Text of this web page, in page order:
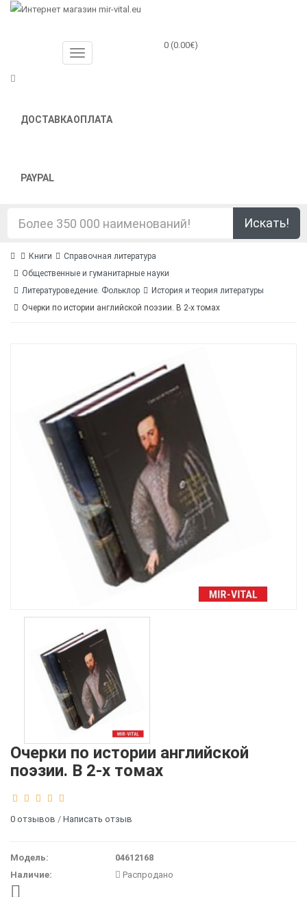
ДОСТАВКАОПЛАТА
PAYPAL
0 (0.00€)
Искать!
Книги
Справочная литература
Общественные и гуманитарные науки
Литературоведение. Фольклор
История и теория литературы
Очерки по истории английской поэзии. В 2-х томах
Очерки по истории английской
поэзии. В 2-х томах
0 отзывов / Написать отзыв
Модель:
04612168
Наличие:
Распродано